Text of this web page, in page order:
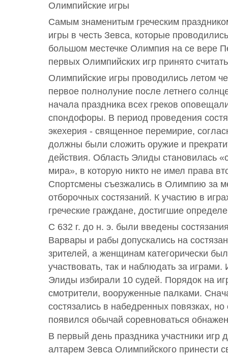
Олимпийские игры
Самым знаменитым греческим
игры в честь Зевса, которые
большом местечке Олимпия на се вере
первых Олимпийских игр принято
Олимпийские игры проводились летом
первое полнолуние после летнего
начала праздника всех греков
спондофоры. В период проведения
экехерия - священное перемирие,
должны были сложить оружие и
действия. Область Элиды становилась
мира», в которую никто не имел права
Спортсмены съезжались в Олимпию за
отборочных состязаний. К участию в
греческие граждане, достигшие
С 632 г. до н. э. были введены
Варвары и рабы допускались на
зрителей, а женщинам категорически
участвовать, так и наблюдать за играми.
Элиды избирали 10 судей. Порядок на
смотрители, вооруженные палками.
состязались в набедренных повязках, но
появился обычай соревноваться
В первый день праздника участники
алтарем Зевса Олимпийского принести